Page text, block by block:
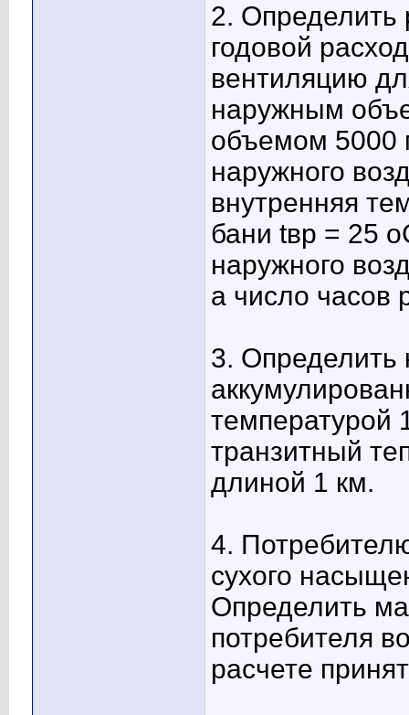
2. Определить
годовой
вентиляцию
наружным
объемом 5000
наружного
внутренняя
бани tвр = 25
наружного
а число часов
3. Определить
температурой
транзитный
длиной 1 км.
4.
сухого
Определить
потребителя
расчете